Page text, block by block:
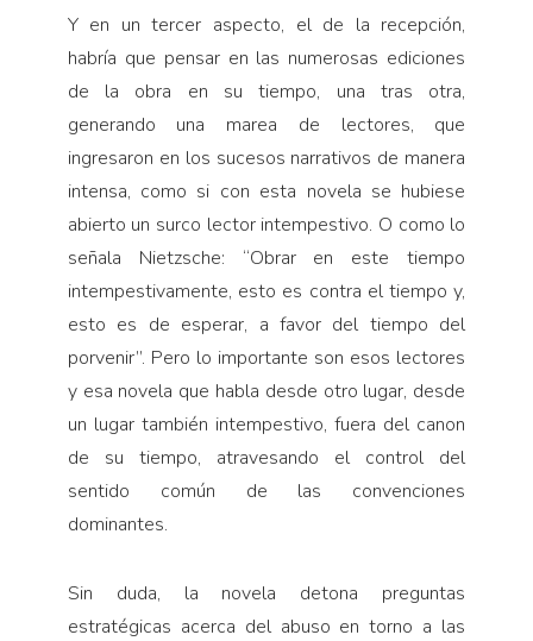
Y en un tercer aspecto, el de la recepción,
habría que pensar en las numerosas ediciones
de la obra en su tiempo, una tras otra,
generando una marea de lectores, que
ingresaron en los sucesos narrativos de manera
intensa, como si con esta novela se hubiese
abierto un surco lector intempestivo. O como lo
señala Nietzsche: “Obrar en este tiempo
intempestivamente, esto es contra el tiempo y,
esto es de esperar, a favor del tiempo del
porvenir”. Pero lo importante son esos lectores
y esa novela que habla desde otro lugar, desde
un lugar también intempestivo, fuera del canon
de su tiempo, atravesando el control del
sentido común de las convenciones
dominantes.
Sin duda, la novela detona preguntas
estratégicas acerca del abuso en torno a las